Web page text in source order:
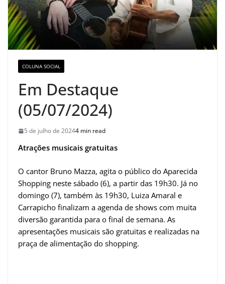
COLUNA SOCIAL
Em Destaque
(05/07/2024)
5 de julho de 20244 min read
Atrações musicais gratuitas
O cantor Bruno Mazza, agita o público do Aparecida
Shopping neste sábado (6), a partir das 19h30. Já no
domingo (7), também às 19h30, Luiza Amaral e
Carrapicho finalizam a agenda de shows com muita
diversão garantida para o final de semana. As
apresentações musicais são gratuitas e realizadas na
praça de alimentação do shopping.